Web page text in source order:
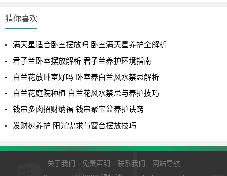
猜你喜欢
满天星适合卧室摆放吗 卧室满天星养护全解析
君子兰卧室摆放解析 君子兰养护环境指南
白兰花放卧室好吗 卧室养白兰风水禁忌解析
白兰花庭院种植 白兰花风水禁忌与养护技巧
钱串多肉招财纳福 钱串聚宝盆养护诀窍
发财树养护 阳光需求与窗台摆放技巧
关于我们 - 免责声明 - 联系我们 - 网站导航